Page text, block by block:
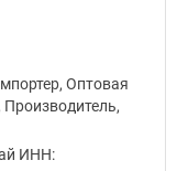
Оптовая
ИНН: